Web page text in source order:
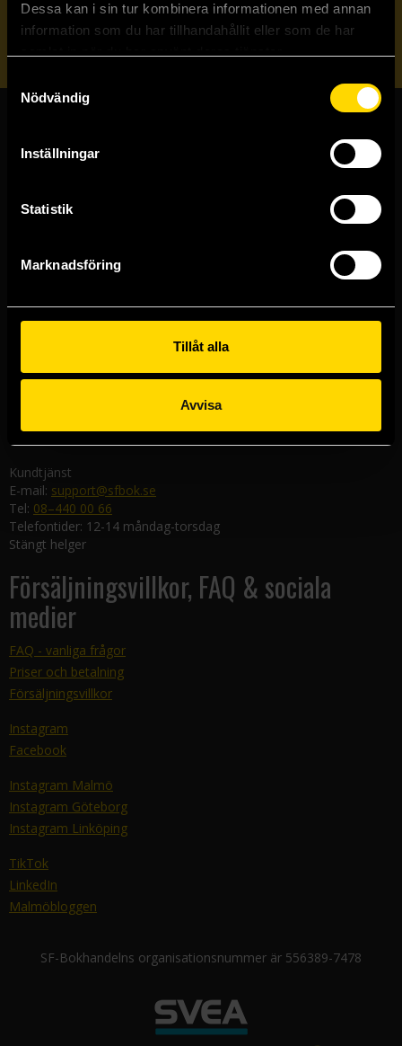
Dessa kan i sin tur kombinera informationen med annan
information som du har tillhandahållit eller som de har
Nödvändig
Inställningar
Statistik
Marknadsföring
Tillåt alla
Avvisa
Skicka
Butiker & kundtjänst
Västerlånggatan 48
Göteborgsbutiken
Kungsgatan 19
Malmöbutiken
582 19 Linköping
Kundtjänst
E-mail: support@sfbok.se
Tel: 08–440 00 66
Telefontider: 12-14 måndag-torsdag
Stängt helger
Försäljningsvillkor, FAQ & sociala
medier
FAQ - vanliga frågor
Priser och betalning
Försäljningsvillkor
Instagram
Facebook
Instagram Malmö
Instagram Göteborg
Instagram Linköping
TikTok
LinkedIn
Malmöbloggen
SF-Bokhandelns organisationsnummer är 556389-7478